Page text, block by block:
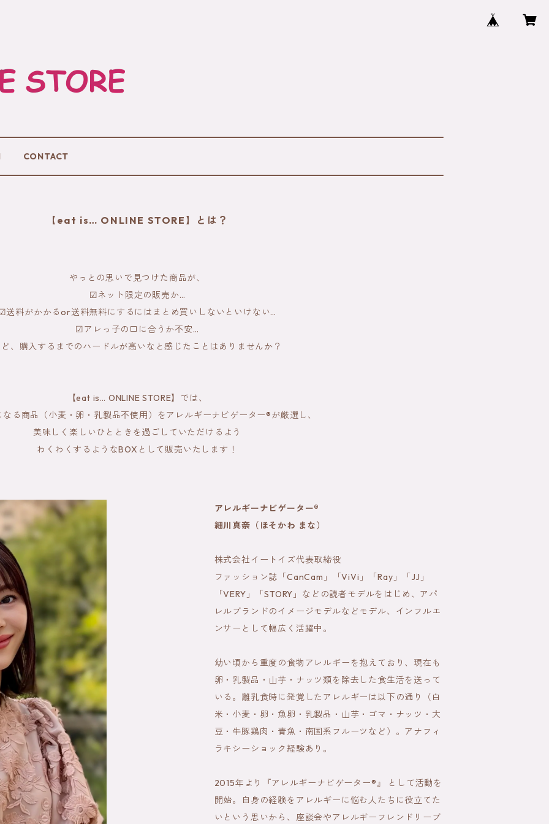
CONTACT
【eat is… ONLINE STORE】とは？
やっとの思いで見つけた商品が、
☑ネット限定の販売か…
送料がかかるor送料無料にするにはまとめ買いしないといけない…
☑アレっ子の口に合うか不安…
、購入するまでのハードルが高いなと感じたことはありませんか？
【eat is… ONLINE STORE】では、
る商品（小麦・卵・乳製品不使用）をアレルギーナビゲーター®が厳選し、
美味しく楽しいひとときを過ごしていただけるよう
わくわくするようなBOXとして販売いたします！
アレルギーナビゲーター®
細川真奈（ほそかわ まな）
株式会社イートイズ代表取締役
ファッション誌「CanCam」「ViVi」「Ray」「JJ」
「VERY」「STORY」などの読者モデルをはじめ、アパ
レルブランドのイメージモデルなどモデル、インフルエ
ンサーとして幅広く活躍中。
幼い頃から重度の食物アレルギーを抱えており、現在も
卵・乳製品・山芋・ナッツ類を除去した食生活を送って
いる。離乳食時に発覚したアレルギーは以下の通り（白
米・小麦・卵・魚卵・乳製品・山芋・ゴマ・ナッツ・大
豆・牛豚鶏肉・青魚・南国系フルーツなど）。アナフィ
ラキシーショック経験あり。
2015年より『アレルギーナビゲーター®』 として活動を
開始。自身の経験をアレルギーに悩む人たちに役立てた
いという思いから、座談会やアレルギーフレンドリーブ